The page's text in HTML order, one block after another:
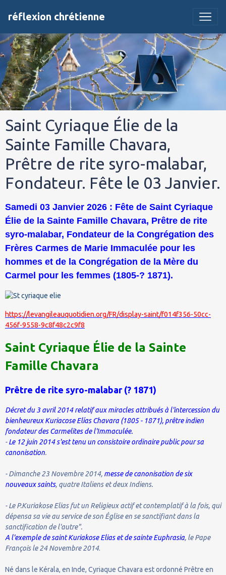
réflexion chrétienne
Saint Cyriaque Élie de la
Sainte Famille Chavara,
Prêtre de rite syro-malabar,
Fondateur. Fête le 03 Janvier.
Samedi 03 Janvier 2026 : Fête de Saint Cyriaque
Élie de la Sainte Famille Chavara, Prêtre de rite
syro-malabar, Fondateur de la Congrégation des
Frères Carmes de Marie Immaculée pour les
hommes et de la Congrégation de la Mère du
Carmel pour les femmes (1805-? 1871).
https://levangileauquotidien.org/FR/display-saint/f014f356-50cc-
456f-9558-9c8f48c2c9f8
Saint Cyriaque Élie de la Sainte
Famille Chavara
Prêtre de rite syro-malabar (? 1871)
Décret du 3 avril 2014 relatif aux miracles attribués à l'intercession du
bienheureux Kuriacose Elías Chavara (1805 - 1871), prêtre indien
fondateur des Carmelites de l'Immaculée.
-Le 12 juin 2014 s'est tenu un consistoire ordinaire public pour sa
canonisation.
- Dimanche 23 Novembre 2014, messe de canonisation de six
nouveaux saints, quatre Italiens et deux Indiens.
- Le P.Kuriakose Elias fut un Religieux actif et contemplatif à la fois, qui
dépensa sa vie au service de son Église en se sanctifiant dans la
sanctification de l'autre".
A l'exemple de saint Kuriakose Elias et de sainte Euphrasia, le Pape
François le 24 Novembre 2014.
Né dans le Kérala, en Inde, Cyriaque Chavara est ordonné Prêtre en